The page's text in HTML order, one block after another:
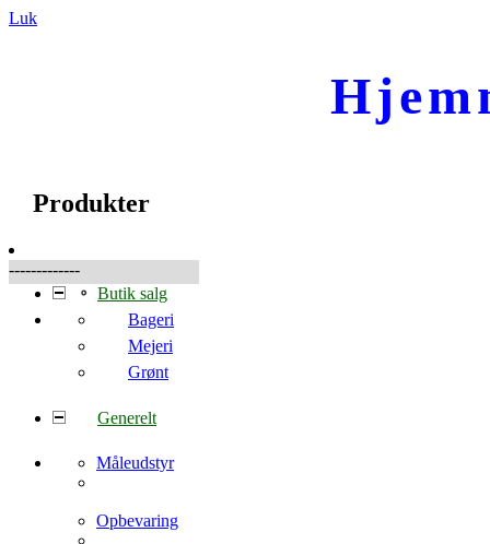
Luk
Produkter
-------------
Butik salg
Bageri
Mejeri
Grønt
Generelt
Måleudstyr
Opbevaring